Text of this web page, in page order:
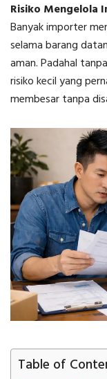
Risiko Mengelola
Banyak importer
selama barang
aman. Padahal tanpa
risiko kecil yang
membesar tanpa
Table of